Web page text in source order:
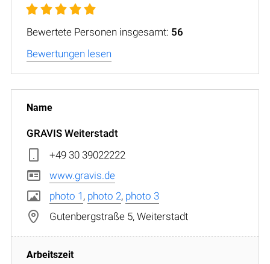
Bewertete Personen insgesamt: 56
Bewertungen lesen
GRAVIS Weiterstadt
+49 30 39022222
www.gravis.de
photo 1 , photo 2, photo 3
Gutenbergstraße 5, Weiterstadt